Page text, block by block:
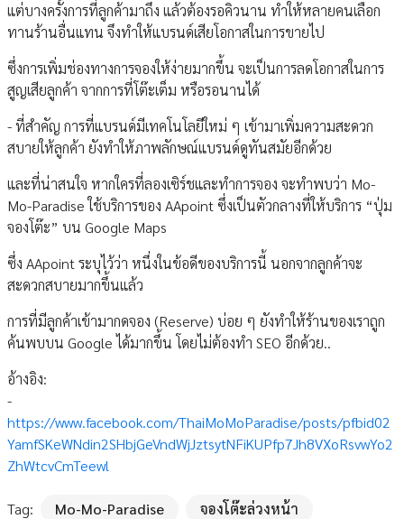
แต่บางครั้งการที่ลูกค้ามาถึง แล้วต้องรอคิวนาน ทำให้หลายคนเลือก
ทานร้านอื่นแทน จึงทำให้แบรนด์เสียโอกาสในการขายไป
ซึ่งการเพิ่มช่องทางการจองให้ง่ายมากขึ้น จะเป็นการลดโอกาสในการ
สูญเสียลูกค้า จากการที่โต๊ะเต็ม หรือรอนานได้
- ที่สำคัญ การที่แบรนด์มีเทคโนโลยีใหม่ ๆ เข้ามาเพิ่มความสะดวก
สบายให้ลูกค้า ยังทำให้ภาพลักษณ์แบรนด์ดูทันสมัยอีกด้วย
และที่น่าสนใจ หากใครที่ลองเซิร์ชและทำการจอง จะทำพบว่า Mo-
Mo-Paradise ใช้บริการของ AApoint ซึ่งเป็นตัวกลางที่ให้บริการ “ปุ่ม
จองโต๊ะ” บน Google Maps
ซึ่ง AApoint ระบุไว้ว่า หนึ่งในข้อดีของบริการนี้ นอกจากลูกค้าจะ
สะดวกสบายมากขึ้นแล้ว
การที่มีลูกค้าเข้ามากดจอง (Reserve) บ่อย ๆ ยังทำให้ร้านของเราถูก
ค้นพบบน Google ได้มากขึ้น โดยไม่ต้องทำ SEO อีกด้วย..
อ้างอิง:
-
https://www.facebook.com/ThaiMoMoParadise/posts/pfbid02
YamfSKeWNdin2SHbjGeVndWjJztsytNFiKUPfp7Jh8VXoRsvwYo2
ZhWtcvCmTeewl
Tag: Mo-Mo-Paradise จองโต๊ะล่วงหน้า